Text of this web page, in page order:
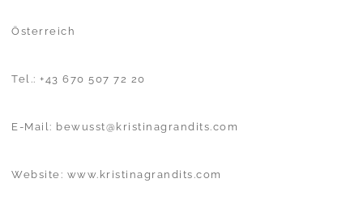
Österreich
Tel.: +43 670 507 72 20
E-Mail: bewusst@kristinagrandits.com
Website: www.kristinagrandits.com